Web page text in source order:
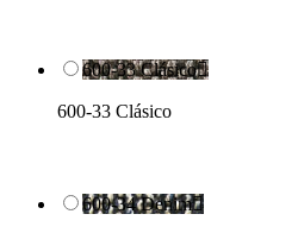
600-33 Clásico
600-33 Clásico
600-34 Denim